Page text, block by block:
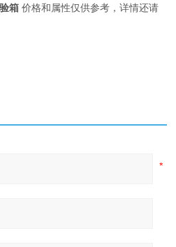
箱 价格和属性仅供参考，详情还请